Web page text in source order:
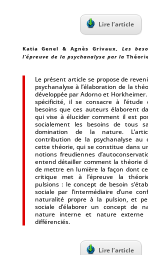
Lire l’article
Katia Genel & Agnès Grivaux, Les
l’épreuve de la psychanalyse par la
Le présent article se propose de
psychanalyse à l’élaboration de la
développée par Adorno et
spécificité, il se consacre à
besoins que ces auteurs élaborent
qui vise à élucider comment il est
socialement les besoins de tous
domination de la nature.
contribution de la psychanalyse au
cette théorie, qui se constitue dans
notions freudiennes
entend détailler comment la théorie
de mettre en lumière la façon dont
critique met à l’épreuve la
pulsions : le concept de besoin
sociale par l’intermédiaire d’une
naturalité propre à la pulsion, et
sociale d’élaborer un concept de
nature interne et nature externe
différenciés.
Lire l’article